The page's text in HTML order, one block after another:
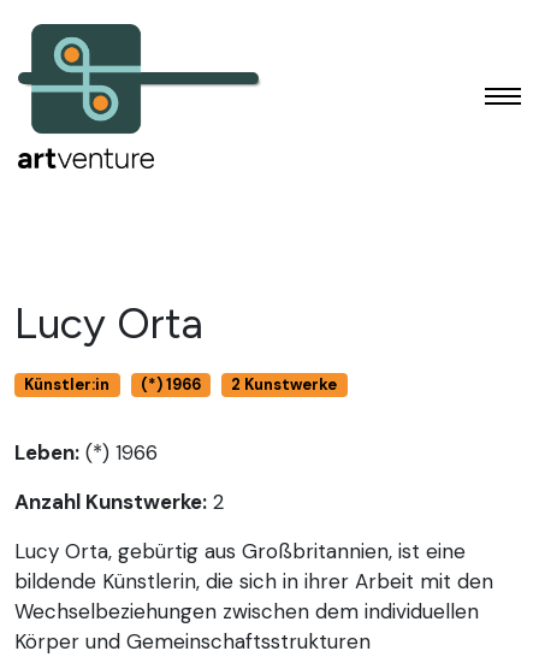
Lucy Orta
Künstler:in (*) 1966 2 Kunstwerke
Leben: (*) 1966
Anzahl Kunstwerke: 2
Lucy Orta, gebürtig aus Großbritannien, ist eine
bildende Künstlerin, die sich in ihrer Arbeit mit den
Wechselbeziehungen zwischen dem individuellen
Körper und Gemeinschaftsstrukturen